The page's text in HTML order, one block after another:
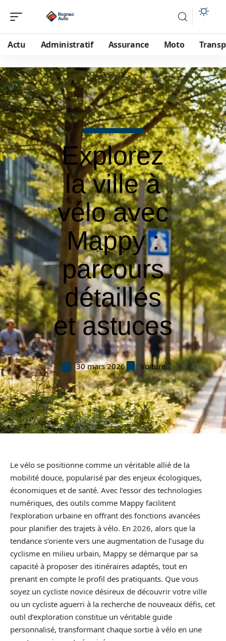
Actu Administratif Assurance Moto
Explorez
la ville à
vélo avec
Mappy :
parcours
détaillés
et astuces
30 mars 2026 Voiture
Le vélo se positionne comme un véritable allié de la
mobilité douce, popularisé par des enjeux écologiques,
économiques et de santé. Avec l’essor des technologies
numériques, des outils comme Mappy facilitent
l’exploration urbaine en offrant des fonctions avancées
pour planifier des trajets à vélo. En 2026, alors que la
tendance s’oriente vers une augmentation de l’usage du
cyclisme en milieu urbain, Mappy se démarque par sa
capacité à proposer des itinéraires adaptés, tout en
prenant en compte le profil des pratiquants. Que vous
soyez un cycliste novice désireux de découvrir votre ville
ou un cycliste aguerri à la recherche de nouveaux défis, cet
outil d’exploration constitue un véritable guide
personnalisé, transformant chaque sortie à vélo en une